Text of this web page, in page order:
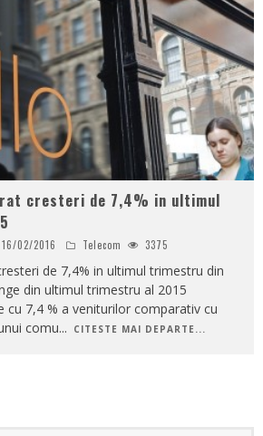
cresteri de 7,4% in ultimul
16/02/2016 Telecom 3375
de 7,4% in ultimul trimestru din
din ultimul trimestru al 2015
cu 7,4 % a veniturilor comparativ cu
comu... CITESTE MAI DEPARTE...